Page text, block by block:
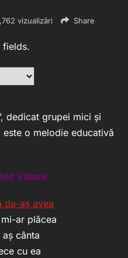
vizualizări Share
fields.
dedicat grupei mici și
o melodie educativă
Vioara
de-aș avea
ar plăcea
cânta
cu ea